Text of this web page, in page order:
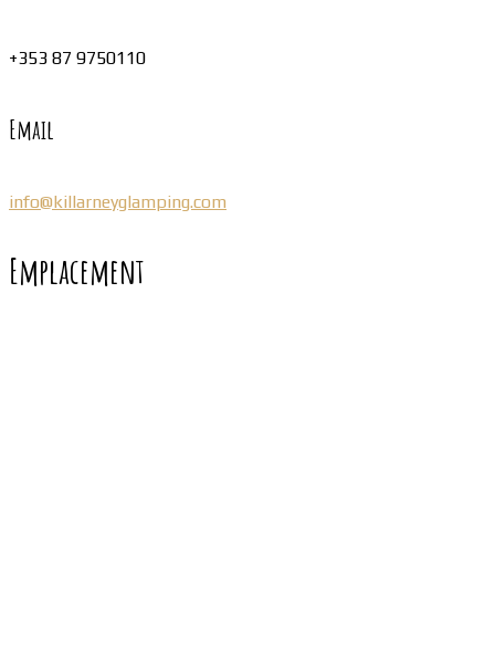
+353 87 9750110
Email
info@killarneyglamping.com
Emplacement